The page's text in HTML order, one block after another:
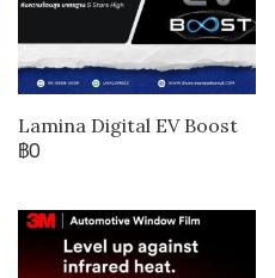
Lamina Digital EV Boost
฿0